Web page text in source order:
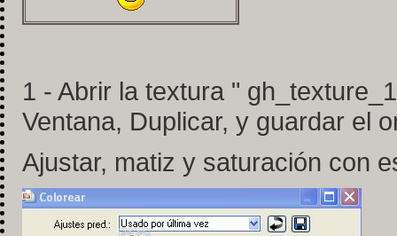
1 - Abrir la textura "
Ventana, Duplicar, y guardar el
Ajustar, matiz y saturación con